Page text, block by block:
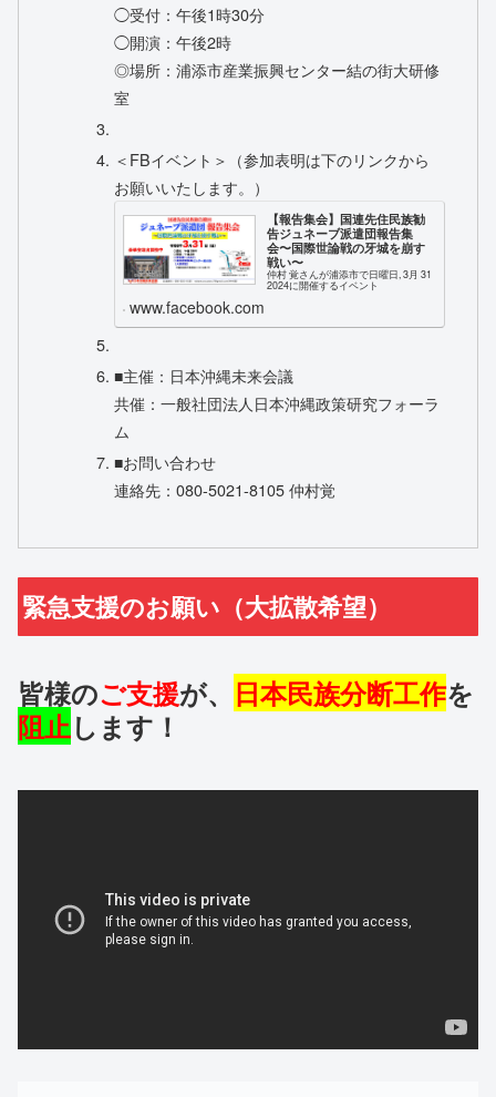
◯受付：午後1時30分
◯開演：午後2時
◎場所：浦添市産業振興センター結の街大研修
室
＜FBイベント＞（参加表明は下のリンクから
お願いいたします。）
【報告集会】国連先住民族勧
告ジュネーブ派遣団報告集
会〜国際世論戦の牙城を崩す
戦い〜
仲村 覚さんが浦添市で日曜日, 3月 31
2024に開催するイベント
www.facebook.com
■主催：日本沖縄未来会議
共催：一般社団法人日本沖縄政策研究フォーラ
ム
■お問い合わせ
連絡先：080-5021-8105 仲村覚
緊急支援のお願い（大拡散希望）
皆様のご支援が、 日本民族分断工作を
阻止します！